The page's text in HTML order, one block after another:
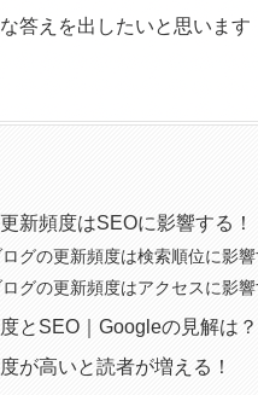
答えを出したいと思います
新頻度はSEOに影響する！
ログの更新頻度は検索順位に影
ログの更新頻度はアクセスに影
とSEO｜Googleの見解は？
が高いと読者が増える！